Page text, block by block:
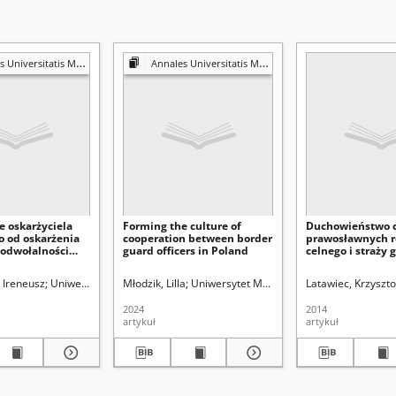
(Lublin). Wydział Prawa i Administracji.
Mariae Curie-Skłodowska. Sectio G, Ius
oskarżyciela
od oskarżenia
Ireneusz Uniwersytet Marii Curie-Skłodowskiej (Lublin). Wydział Prawa i
Annales Universitatis Mariae Curie-Skłodowska. Sectio M, Balcaniensis et Carpathiensis
Forming the culture of
cooperation between border
guard officers in Poland
Młodzik, Lilla Uniwersytet Marii Curie-Skłodowskiej
2024
artykuł
Duchowieństwo
prawosławnych
celnego i straży
Latawiec,
2014
artykuł